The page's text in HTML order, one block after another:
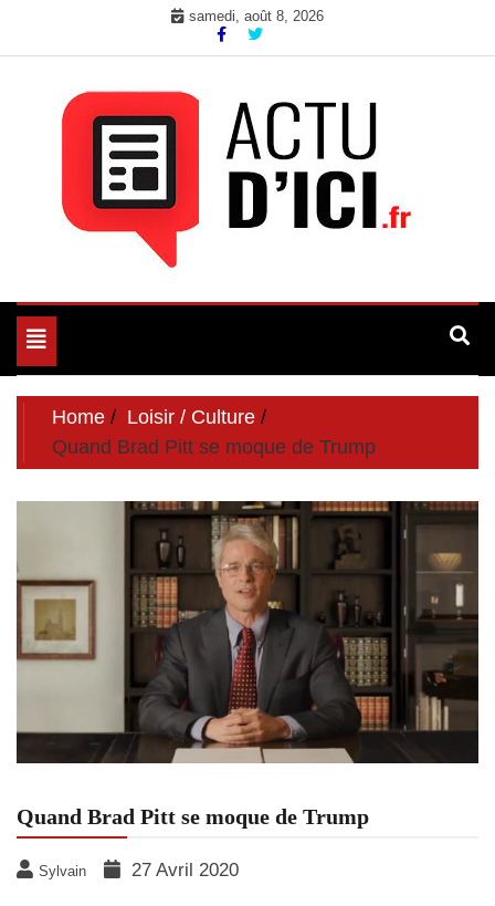
samedi, août 8, 2026
Actu d'Ici
Toggle
navigation
Home
Loisir / Culture
Quand Brad Pitt se moque de Trump
Quand Brad Pitt se moque de Trump
Sylvain 27 Avril 2020